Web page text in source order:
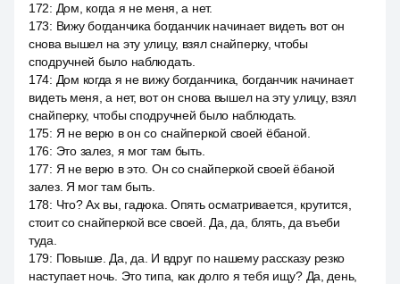
172: Дом, когда я не меня, а нет.
173: Вижу богданчика богданчик начинает видеть вот он
снова вышел на эту улицу, взял снайперку, чтобы
сподручней было наблюдать.
174: Дом когда я не вижу богданчика, богданчик начинает
видеть меня, а нет, вот он снова вышел на эту улицу, взял
снайперку, чтобы сподручней было наблюдать.
175: Я не верю в он со снайперкой своей ёбаной.
176: Это залез, я мог там быть.
177: Я не верю в это. Он со снайперкой своей ёбаной
залез. Я мог там быть.
178: Что? Ах вы, гадюка. Опять осматривается, крутится,
стоит со снайперкой все своей. Да, да, блять, да въеби
туда.
179: Повыше. Да, да. И вдруг по нашему рассказу резко
наступает ночь. Это типа, как долго я тебя ищу? Да, день,